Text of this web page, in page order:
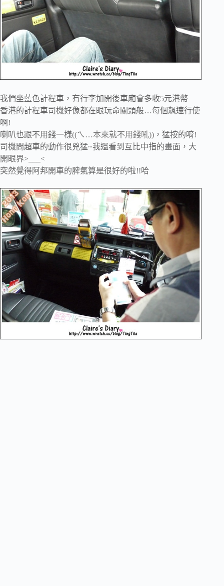
我們坐藍色計程車，有行李加開後車廂會多收5元港幣
香港的計程車司機好像都在眼玩命關頭般…每個飆速行使
啊!
喇叭也跟不用錢一樣((ㄟ…本來就不用錢吼)) ，猛按的唷!
司機間超車的動作很兇猛~我還看到互比中指的畫面，大
開眼界>___<
突然覺得阿邦開車的脾氣算是很好的啦!!哈